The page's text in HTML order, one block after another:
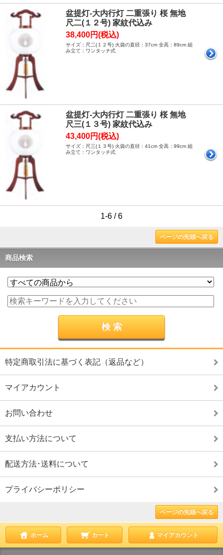
盆提灯-大内行灯 二重張り 桜 無地
尺二(１２号) 家紋代込み
38,400円(税込)
サイズ：尺二(１２号) 火袋の直径：37cm 全高：89cm 組
み立て：ワンタッチ式
盆提灯-大内行灯 二重張り 桜 無地
尺三(１３号) 家紋代込み
43,400円(税込)
サイズ：尺三(１３号) 火袋の直径：41cm 全高：99cm 組
み立て：ワンタッチ式
1-6 / 6
ページの先頭へ戻る
商品検索
特定商取引法に基づく表記（返品など）
マイアカウント
お問い合わせ
支払い方法について
配送方法･送料について
プライバシーポリシー
ページの先頭へ戻る
ホーム カート マイアカウント